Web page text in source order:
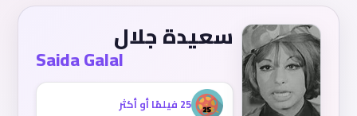
سعيدة جلال
Saida Galal
25 فيلمًا أو أكثر